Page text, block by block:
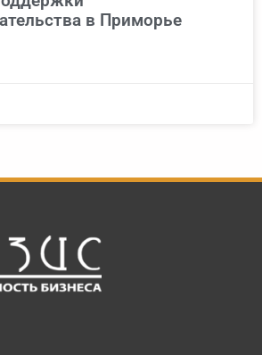
в Приморье